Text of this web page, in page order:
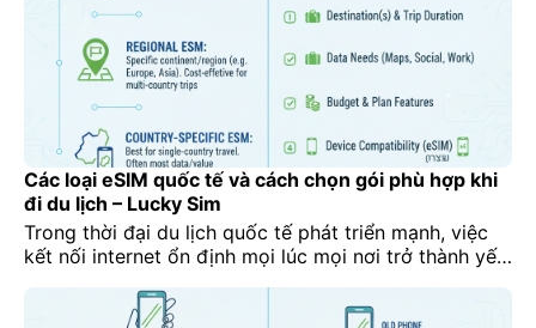
Các loại eSIM quốc tế và cách chọn gói phù hợp khi
đi du lịch – Lucky Sim
Trong thời đại du lịch quốc tế phát triển mạnh, việc
kết nối internet ổn định mọi lúc mọi nơi trở thành yếu
còn phải lo mua SIM vật lý ở nước ngoài, xếp hàng